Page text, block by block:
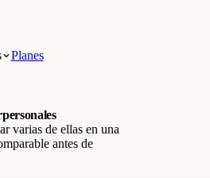
Planes
varias de ellas en una
antes de